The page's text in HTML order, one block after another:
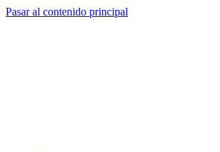
Pasar al contenido principal